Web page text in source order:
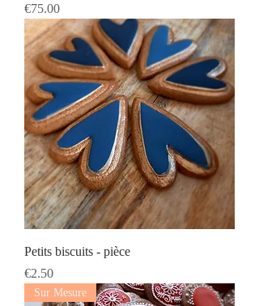
Prix
€75.00
Petits biscuits - pièce
Prix
€2.50
Sur Mesure